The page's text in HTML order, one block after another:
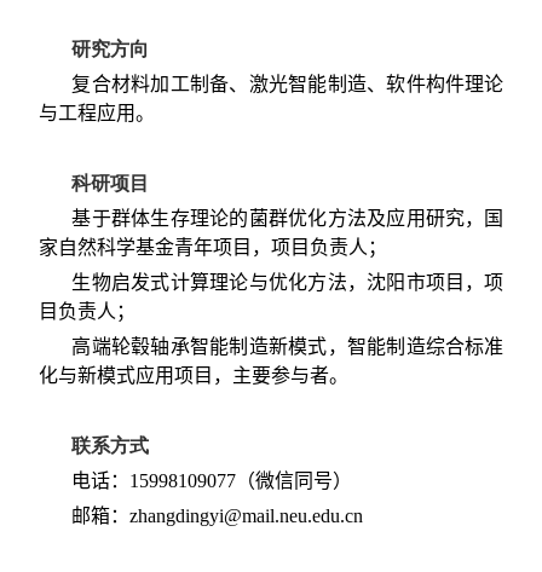
研究方向
复合材料加工制备、激光智能制造、软件构件理论
与工程应用。
科研项目
基于群体生存理论的菌群优化方法及应用研究，国
家自然科学基金青年项目，项目负责人；
生物启发式计算理论与优化方法，沈阳市项目，项
目负责人；
高端轮毂轴承智能制造新模式，智能制造综合标准
化与新模式应用项目，主要参与者。
联系方式
电话： 15998109077 （微信同号）
邮箱：zhangdingyi@mail.neu.edu.cn